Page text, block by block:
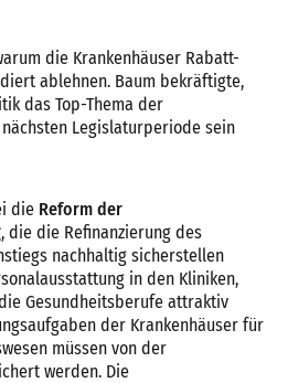
die Krankenhäuser Rabatt-
ablehnen. Baum bekräftigte,
das Top-Thema der
Legislaturperiode sein
die Reform der
, die die Refinanzierung des
nachhaltig sicherstellen
in den Kliniken,
Gesundheitsberufe attraktiv
der Krankenhäuser für
müssen von der
werden. Die